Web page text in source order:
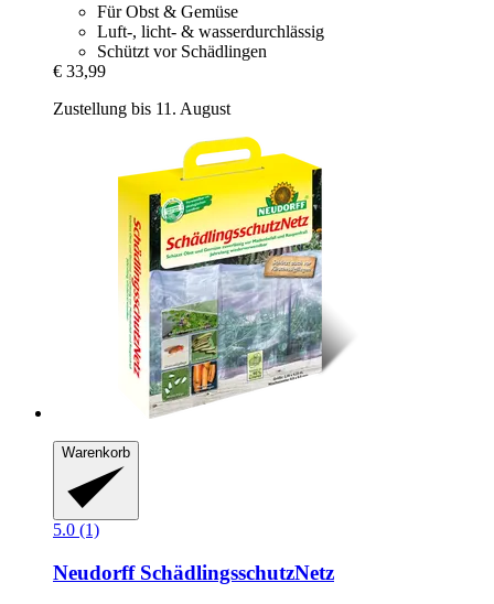
Für Obst & Gemüse
Luft-, licht- & wasserdurchlässig
Schützt vor Schädlingen
€ 33,99
Zustellung bis 11. August
Warenkorb
5.0 (1)
NeudorffSchädlingsschutzNetz